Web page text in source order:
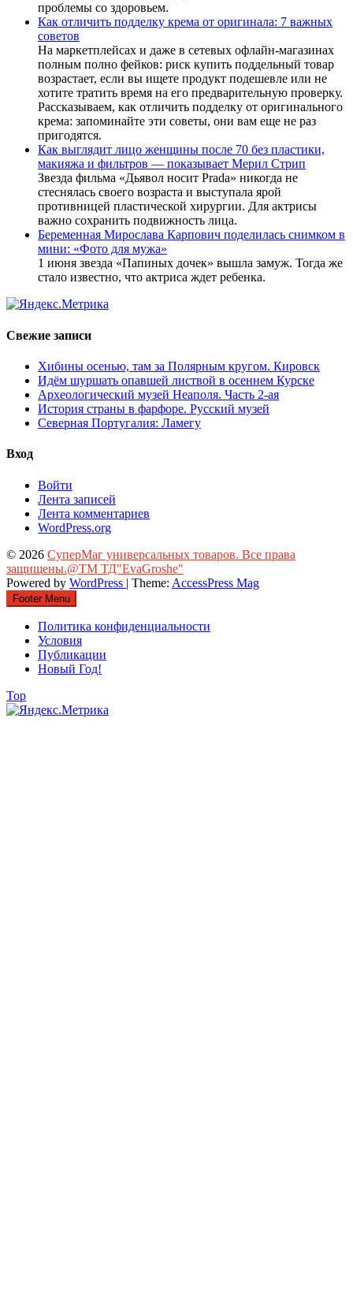
проблемы со здоровьем.
Как отличить подделку крема от оригинала: 7 важных
советов
На маркетплейсах и даже в сетевых офлайн-магазинах
полным полно фейков: риск купить поддельный товар
возрастает, если вы ищете продукт подешевле или не
хотите тратить время на его предварительную проверку.
Рассказываем, как отличить подделку от оригинального
крема: запоминайте эти советы, они вам еще не раз
пригодятся.
Как выглядит лицо женщины после 70 без пластики,
макияжа и фильтров — показывает Мерил Стрип
Звезда фильма «Дьявол носит Prada» никогда не
стеснялась своего возраста и выступала ярой
противницей пластической хирургии. Для актрисы
важно сохранить подвижность лица.
Беременная Мирослава Карпович поделилась снимком в
мини: «Фото для мужа»
1 июня звезда «Папиных дочек» вышла замуж. Тогда же
стало известно, что актриса ждет ребенка.
Свежие записи
Хибины осенью, там за Полярным кругом. Кировск
Идём шуршать опавшей листвой в осеннем Курске
Археологический музей Неаполя. Часть 2-ая
История страны в фарфоре. Русский музей
Северная Португалия: Ламегу
Вход
Войти
Лента записей
Лента комментариев
WordPress.org
© 2026 СуперМаг универсальных товаров. Все права
защищены.@ТМ ТД"EvaGroshe"
Powered by WordPress | Theme: AccessPress Mag
Footer Menu
Политика конфиденциальности
Условия
Публикации
Новый Год!
Top